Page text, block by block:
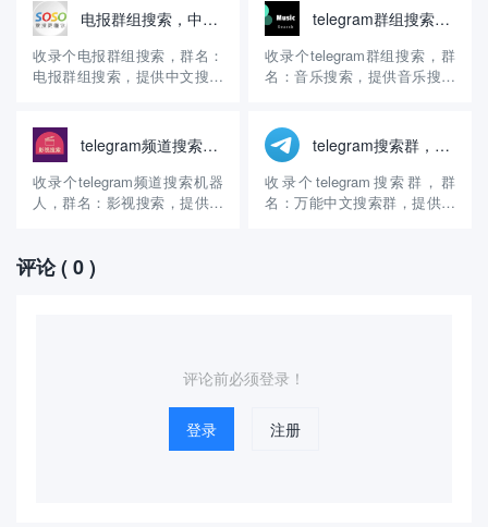
火鱼账号：WE8866【QQ微信
风控】约炮请到应用商店或 百
度浏览器 搜索（火鱼）APP下
载 登陆好后添加妹妹 《火鱼
30%的手续费返佣。另外，可
以进入我的交易群组，免费享
受交易策略！ 介绍：交易是我
的副业，一直在做区块链交
电报群组搜索，中文搜索超级搜索
收录个电报群组搜索，群名：
电报群组搜索，提供中文搜索
个电报搜索群创建的时间挺长
的，主要提供资源搜索和万能
搜索，想搜什么搜什么，展示
的结果还是比较多的，截止目
telegram群组搜索，音乐搜索
收录个telegram群组搜索，群
名：音乐搜索，提供音乐搜索
绍：这个电报群组搜索创建的
时间很长了，算是比较早的搜
索群了，主要提供音乐搜索服
务，收录的群组很多，大家可
telegram频道搜索机器人，影视搜索
收录个telegram频道搜索机器
人，群名：影视搜索，提供影
报搜索机器人创建的时间很长
了，算是比较早是搜索群了，
telegram搜索群，万能中文搜索群
收录个telegram搜索群，群
名：万能中文搜索群，提供中
评论( 0 )
评论前必须登录！
登录 注册